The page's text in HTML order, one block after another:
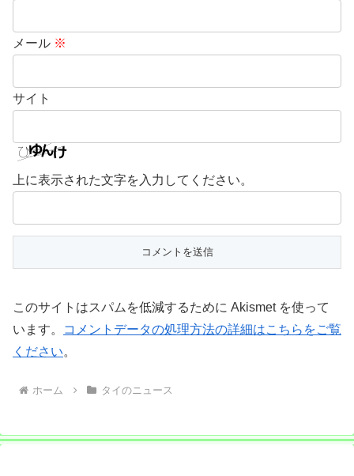
メール ※
サイト
上に表示された文字を入力してください。
このサイトはスパムを低減するために Akismet を使って
います。
コメントデータの処理方法の詳細はこちらをご覧
ください。
ホーム タイのニュース